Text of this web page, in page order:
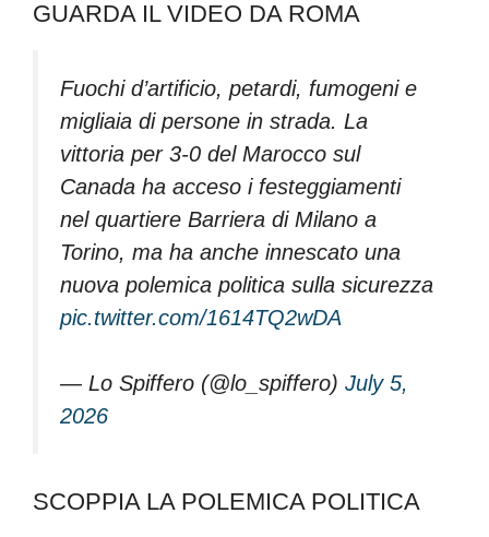
GUARDA IL VIDEO DA ROMA
Fuochi d’artificio, petardi, fumogeni e
migliaia di persone in strada. La
vittoria per 3-0 del Marocco sul
Canada ha acceso i festeggiamenti
nel quartiere Barriera di Milano a
Torino, ma ha anche innescato una
nuova polemica politica sulla sicurezza
pic.twitter.com/1614TQ2wDA
— Lo Spiffero (@lo_spiffero) July 5,
2026
SCOPPIA LA POLEMICA POLITICA